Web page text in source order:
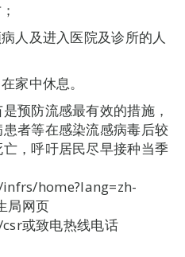
人及进入医院及诊所的人
家中休息。
预防流感最有效的措施，
者等在感染流感病毒后较
，呼吁居民尽早接种当季
home?lang=zh-
局网页
或致电热线电话